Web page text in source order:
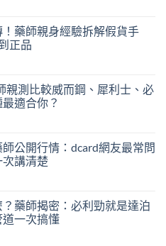
藥師親身經驗拆解假貨手
正品
親測比較威而鋼、犀利士、必
適合你？
公開行情：dcard網友最常問
講清楚
藥師揭密：必利勁就是達泊
一次搞懂